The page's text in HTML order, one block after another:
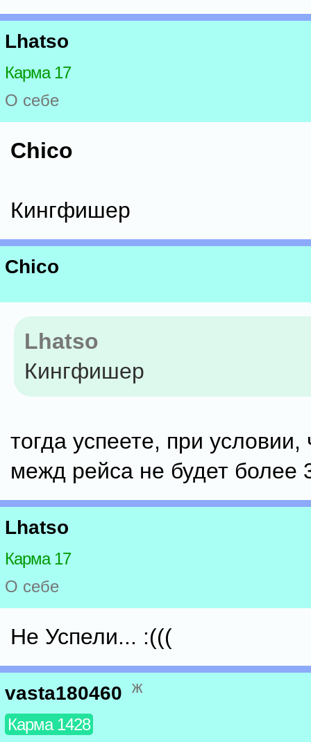
Lhatso
Карма 17
О себе
Chico
Кингфишер
Chico
Lhatso
Кингфишер
тогда успеете, при условии,
межд рейса не будет более
Lhatso
Карма 17
О себе
Не Успели... :(((
vasta180460 ж
Карма 1428